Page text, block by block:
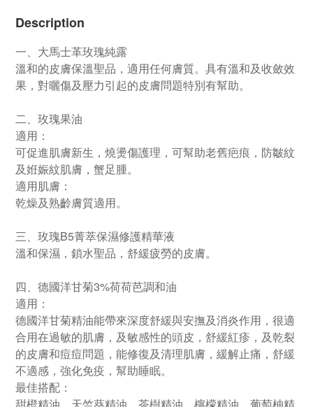
Description
一、大馬士革玫瑰純露
溫和的皮膚保溫聖品，適用任何膚質。具有溫和及收斂效
果，對曬傷及壓力引起的皮膚問題特別有幫助。
二、玫瑰果油
適用：
可促進肌膚新生，燒燙傷護理，可幫助老舊疤痕，防皺紋
及姙娠紋肌膚，蟹足腫。
適用肌膚：
乾燥及熟齡膚質適用。
三、玫瑰B5菁萃保濕修護精華液
溫和保濕，鎖水聖品，舒緩疲勞的皮膚。
四、德國洋甘菊3%荷荷芭調和油
適用：
德國洋甘菊精油能帶來深度舒緩與安撫及消炎作用，很適
合用在過敏的肌膚，及敏感性的頭皮，舒緩紅疹，及乾裂
的皮膚和痘痘問題，能修復及清理肌膚，緩解止痛，舒緩
不適感，強化免疫，幫助睡眠。
最佳搭配：